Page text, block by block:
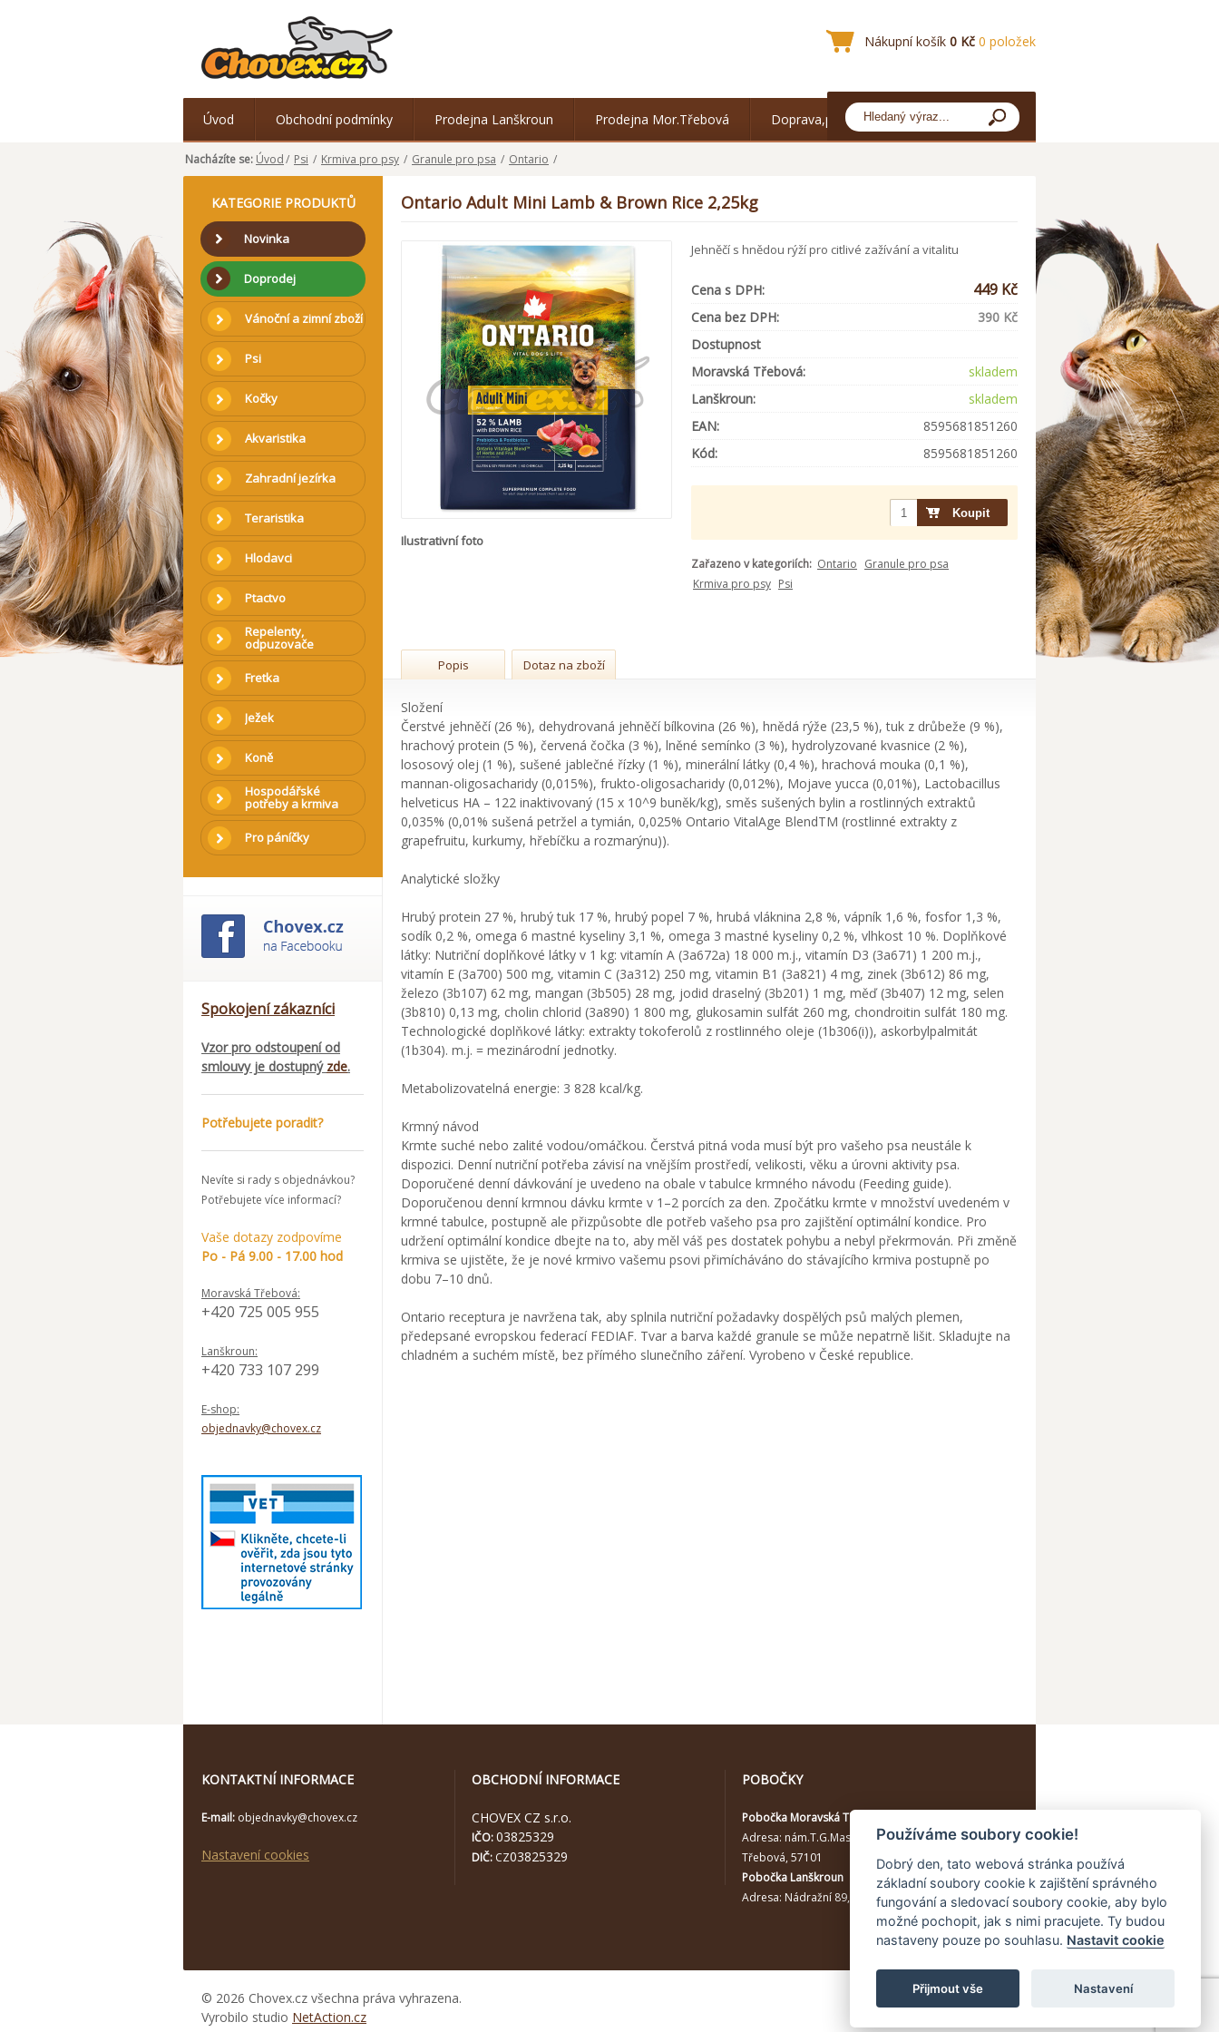
Nákupní košík 0 Kč 0 položek
Úvod Obchodní podmínky Prodejna Lanškroun Prodejna Mor.Třebová Doprava,platba
Nacházíte se: Úvod/ Psi / Krmiva pro psy / Granule pro psa / Ontario /
KATEGORIE PRODUKTŮ
Novinka
Doprodej
Vánoční a zimní zboží
Psi
Kočky
Akvaristika
Zahradní jezírka
Teraristika
Hlodavci
Ptactvo
Repelenty,
odpuzovače
Fretka
Ježek
Koně
Hospodářské
potřeby a krmiva
Pro páníčky
Spokojení zákazníci
Vzor pro odstoupení od
smlouvy je dostupný zde.
Potřebujete poradit?
Nevíte si rady s objednávkou?
Potřebujete více informací?
Vaše dotazy zodpovíme
Po - Pá 9.00 - 17.00 hod
Moravská Třebová:
+420 725 005 955
Lanškroun:
+420 733 107 299
E-shop:
objednavky@chovex.cz
Ontario Adult Mini Lamb & Brown Rice 2,25kg
Ilustrativní foto
Jehněčí s hnědou rýží pro citlivé zažívání a vitalitu
Cena s DPH: 449 Kč
Cena bez DPH:
390 Kč
Dostupnost
Moravská Třebová:
skladem
Lanškroun:
skladem
EAN:
8595681851260
Kód:
8595681851260
Zařazeno v kategoriích: Ontario Granule pro psa
Krmiva pro psy Psi
Popis Dotaz na zboží
Složení
Čerstvé jehněčí (26 %), dehydrovaná jehněčí bílkovina (26 %), hnědá rýže (23,5 %), tuk z drůbeže (9 %),
hrachový protein (5 %), červená čočka (3 %), lněné semínko (3 %), hydrolyzované kvasnice (2 %),
lososový olej (1 %), sušené jablečné řízky (1 %), minerální látky (0,4 %), hrachová mouka (0,1 %),
mannan-oligosacharidy (0,015%), frukto-oligosacharidy (0,012%), Mojave yucca (0,01%), Lactobacillus
helveticus HA – 122 inaktivovaný (15 x 10^9 buněk/kg), směs sušených bylin a rostlinných extraktů
0,035% (0,01% sušená petržel a tymián, 0,025% Ontario VitalAge BlendTM (rostlinné extrakty z
grapefruitu, kurkumy, hřebíčku a rozmarýnu)).
Analytické složky
Hrubý protein 27 %, hrubý tuk 17 %, hrubý popel 7 %, hrubá vláknina 2,8 %, vápník 1,6 %, fosfor 1,3 %,
sodík 0,2 %, omega 6 mastné kyseliny 3,1 %, omega 3 mastné kyseliny 0,2 %, vlhkost 10 %. Doplňkové
látky: Nutriční doplňkové látky v 1 kg: vitamín A (3a672a) 18 000 m.j., vitamín D3 (3a671) 1 200 m.j.,
vitamín E (3a700) 500 mg, vitamin C (3a312) 250 mg, vitamin B1 (3a821) 4 mg, zinek (3b612) 86 mg,
železo (3b107) 62 mg, mangan (3b505) 28 mg, jodid draselný (3b201) 1 mg, měď (3b407) 12 mg, selen
(3b810) 0,13 mg, cholin chlorid (3a890) 1 800 mg, glukosamin sulfát 260 mg, chondroitin sulfát 180 mg.
Technologické doplňkové látky: extrakty tokoferolů z rostlinného oleje (1b306(i)), askorbylpalmitát
(1b304). m.j. = mezinárodní jednotky.
Metabolizovatelná energie: 3 828 kcal/kg.
Krmný návod
Krmte suché nebo zalité vodou/omáčkou. Čerstvá pitná voda musí být pro vašeho psa neustále k
dispozici. Denní nutriční potřeba závisí na vnějším prostředí, velikosti, věku a úrovni aktivity psa.
Doporučené denní dávkování je uvedeno na obale v tabulce krmného návodu (Feeding guide).
Doporučenou denní krmnou dávku krmte v 1–2 porcích za den. Zpočátku krmte v množství uvedeném v
krmné tabulce, postupně ale přizpůsobte dle potřeb vašeho psa pro zajištění optimální kondice. Pro
udržení optimální kondice dbejte na to, aby měl váš pes dostatek pohybu a nebyl překrmován. Při změně
krmiva se ujistěte, že je nové krmivo vašemu psovi přimícháváno do stávajícího krmiva postupně po
dobu 7–10 dnů.
Ontario receptura je navržena tak, aby splnila nutriční požadavky dospělých psů malých plemen,
předepsané evropskou federací FEDIAF. Tvar a barva každé granule se může nepatrně lišit. Skladujte na
chladném a suchém místě, bez přímého slunečního záření. Vyrobeno v České republice.
KONTAKTNÍ INFORMACE
E-mail: objednavky@chovex.cz
Nastavení cookies
OBCHODNÍ INFORMACE
CHOVEX CZ s.r.o.
IČO:03825329
DIČ: CZ03825329
POBOČKY
Pobočka Moravská Třebová
Adresa: nám.T.G.Masaryka 114/10a, Moravská
Třebová, 57101
Pobočka Lanškroun
Adresa: Nádražní 89, Lanškroun, 56301
© 2026 Chovex.cz všechna práva vyhrazena.
Vyrobilo studio NetAction.cz
Používáme soubory cookie!
Dobrý den, tato webová stránka používá
základní soubory cookie k zajištění správného
fungování a sledovací soubory cookie, aby bylo
možné pochopit, jak s nimi pracujete. Ty budou
nastaveny pouze po souhlasu. Nastavit cookie
Přijmout vše Nastavení